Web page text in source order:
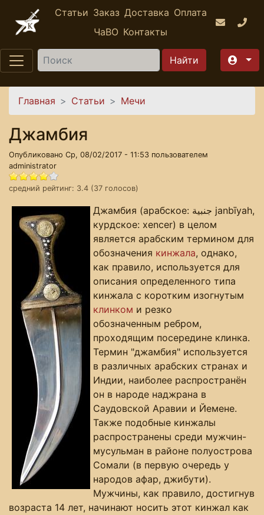
Перейти к основному содержанию
Статьи Заказ Доставка Оплата
ЧаВО Контакты
Найти
Вы здесь
Главная Статьи Мечи
Джамбия
Опубликовано Ср, 08/02/2017 - 11:53 пользователем
administrator
средний рейтинг: 3.4 (37 голосов)
Джамбия (арабское: جنبية‎‎ janbīyah,
курдское: xencer‎) в целом
является арабским термином для
обозначения кинжала, однако,
как правило, используется для
описания определенного типа
кинжала с коротким изогнутым
клинком и резко
обозначенным ребром,
проходящим посередине клинка.
Термин "джамбия" используется
в различных арабских странах и
Индии, наиболее распространён
он в народе наджрана в
Саудовской Аравии и Йемене.
Также подобные кинжалы
распространены среди мужчин-
мусульман в районе полуострова
Сомали (в первую очередь у
народов афар, джибути).
Мужчины, как правило, достигнув
возраста 14 лет, начинают носить этот кинжал как